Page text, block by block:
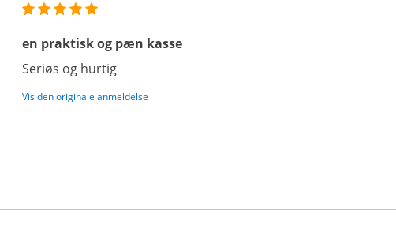
en praktisk og pæn kasse
Seriøs og hurtig
Vis den originale anmeldelse